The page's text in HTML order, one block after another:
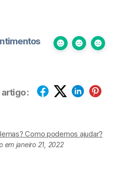
:
Como podemos ajudar?
em janeiro 21, 2022